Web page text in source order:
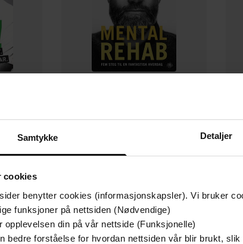
Samtykke Detaljer
cookies
benytter cookies (informasjonskapsler). Vi bruker
funksjoner på nettsiden (Nødvendige)
opplevelsen din på vår nettside (Funksjonelle)
bedre forståelse for hvordan nettsiden vår blir brukt,
Mental rehab